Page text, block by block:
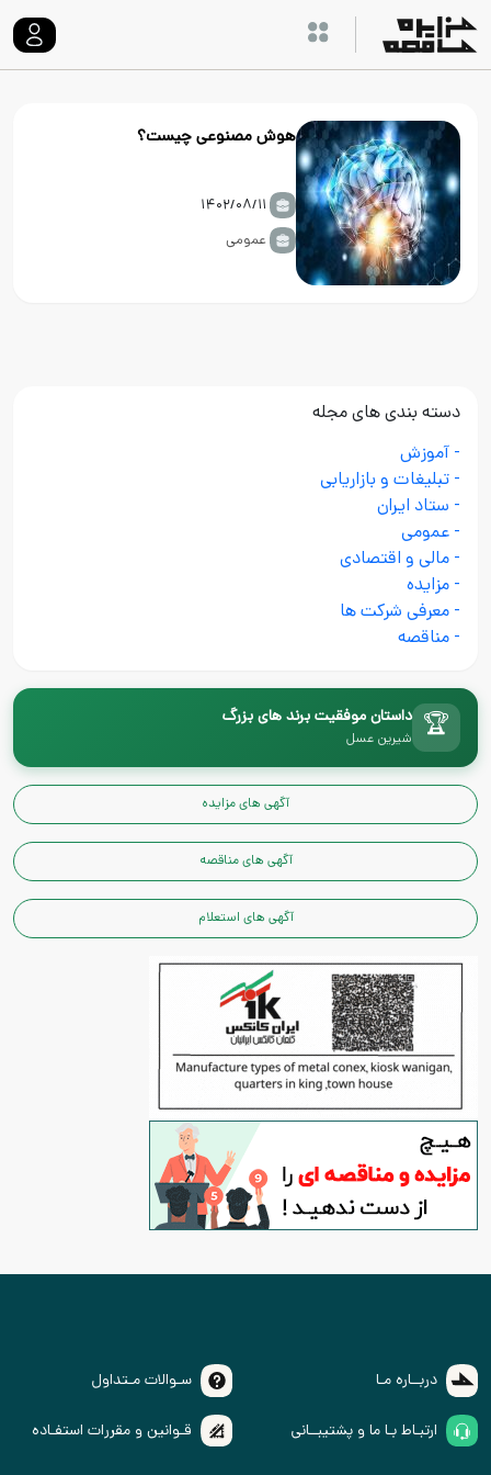
هوش مصنوعی چیست؟
عمومی
دسته بندی های مجله
- آموزش
- تبلیغات و بازاریابی
- ستاد ایران
- عمومی
- مالی و اقتصادی
- مزایده
- معرفی شرکت ها
- مناقصه
🏆 داستان موفقیت برند های بزرگ
شیرین عسل
آگهی های مزایده
آگهی های مناقصه
آگهی های استعلام
دربــاره مـا سـوالات مـتداول
ارتبـاط بـا ما و پشتیبــانی قـوانین و مقررات استفـاده